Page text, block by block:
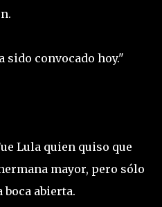
sido convocado hoy."
Lula quien quiso que
mayor, pero sólo
abierta.